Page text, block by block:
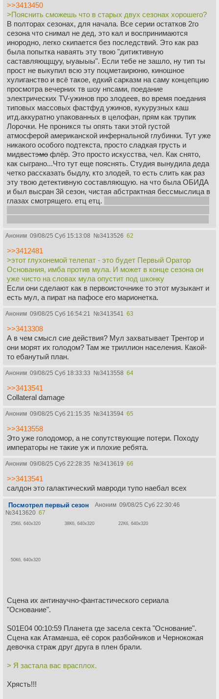
>>3413450
>Пояснить сможешь что в старых двух сезонах хорошего?
В полторах сезонах, для начала. Все серии остатков 2го
сезона что снимал не дед, это кал и воспринимаются
инородно, легко скипается без последствий. Это как раз
была попытка наваять эту твою "дитиктивную
саставляющщуу, ыуаыыы". Если тебе не зашло, ну тип ты
прост не выкупил всю эту поцметаирюню, киношное
хулиганство и всё такое, едкий сарказм на саму концепцию
просмотра вечерних тв шоу нпсами, поедание
электрических TV-ужинов про злодеев, во время поедания
типовых массовых фастфуд ужинов, кукурузных каш
итд.аккуратно упакованных в целофан, прям как трупик
Лорочки. Не проникся ты опять таки этой густой
атмосферой американской инфернальной глубинки. Тут уже
никакого особого подтекста, просто сладкая грусть и
мидвестэмо флёр. Это просто искусства, чел. Как снято,
как сыграно...Что тут еще пояснять. Студия вынудила деда
четко рассказать быдлу, кто злодей, то есть слить как раз
эту твою детективную составляющую. на что была ОБИДА
и был высран 3й сезон, чистая абстрактная бессмыслица в
глазах смотрящего. етц етц.
Аноним 09/08/25 Суб 15:13:08 №3413526 62
>>3412481
>этот глухонемой телепат - это будет Первый Оратор
Основания, имба против мула. И может в конце сезона он
уже чисто на словах мула опустит под шконку
Если они сделают как в первоисточнике то этот музыкант и
есть мул, а пират на пафосе его марионетка.
Аноним 09/08/25 Суб 16:54:21 №3413541 63
>>3413308
А в чем смысл сие действия? Мул захватывает Трентор и
они морят их голодом? Там же триллион населения. Какой-
то ебанутый план.
Аноним 09/08/25 Суб 18:33:33 №3413558 64
>>3413541
Collateral damage
Аноним 09/08/25 Суб 21:15:35 №3413594 65
>>3413558
Это уже голодомор, а не сопутствующие потери. Походу
императоры не такие уж и плохие ребята.
Аноним 09/08/25 Суб 22:28:35 №3413619 66
>>3413541
салдон это галактический мавроди тупо наебал всех
Посмотрел первый сезон Аноним 09/08/25 Суб 22:30:46
№3413620 67
25Кб, 640x320 38Кб, 640x320 22Кб, 640x320
50Кб, 640x320
Сцена их антинаучно-фантастического сериала
"Основание".
S01E04 00:10:59 Планета где засела секта "Основание".
Сцена как Атаманша, её сорок разбойников и Чернокожая
девочка страж друг друга в плен брали.
> Я застала вас врасплох.
Хрясть!!!